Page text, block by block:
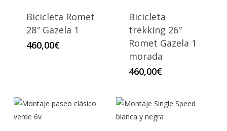
Bicicleta Romet
28″ Gazela 1
460,00€
Bicicleta
trekking 26″
Romet Gazela 1
morada
460,00€